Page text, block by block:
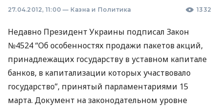
27.04.2012, 11:00 — Казна и Политика 1332
Недавно Президент Украины подписал Закон
№4524 “Об особенностях продажи пакетов акций,
принадлежащих государству в уставном капитале
банков, в капитализации которых участвовало
государство”, принятый парламентариями 15
марта. Документ на законодательном уровне